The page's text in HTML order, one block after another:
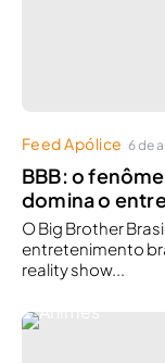
Feed Apólice 6 de
BBB: o
domina o
O Big Brother
entretenimento
reality show...